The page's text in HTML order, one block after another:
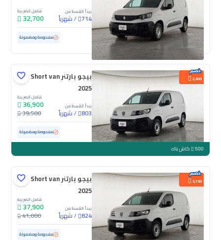
يبدأ القسط من
714
/شهرياً
شامل الضريبة
32,700
مستعملة 169,930 كم مفحوصة ومضمونة
2,600
بيجو بارتنر Short van
2025
يبدأ القسط من
803
/شهرياً
شامل الضريبة
36,900
39,500
مستعملة 50,226 كم مفحوصة ومضمونة
500 كاش باك
3,100
بيجو بارتنر Short van
2025
يبدأ القسط من
824
/شهرياً
شامل الضريبة
37,900
41,000
مستعملة 23,572 كم ممشى قليل مفحوصة ومضمونة